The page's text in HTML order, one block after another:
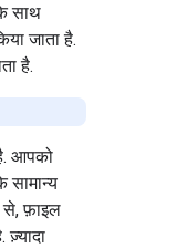
साथ
जाता है.
है.
आपको
सामान्य
से, फ़ाइल